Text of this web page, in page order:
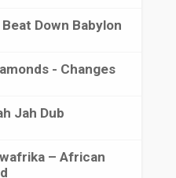
Down Babylon
- Changes
Jah Dub
‎– African